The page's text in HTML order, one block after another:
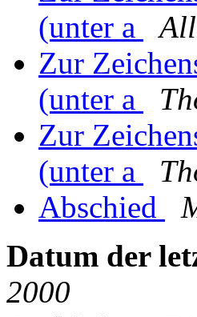
(unter a
Zur
(unter a
Zur
(unter a
Abschied
Datum der
2000